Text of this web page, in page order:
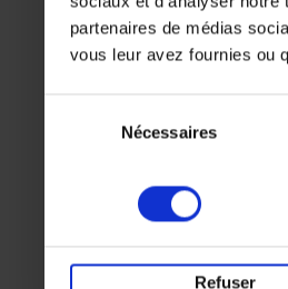
partenaires de médias
vous leur avez fournies ou
Nécessaires
Refuser